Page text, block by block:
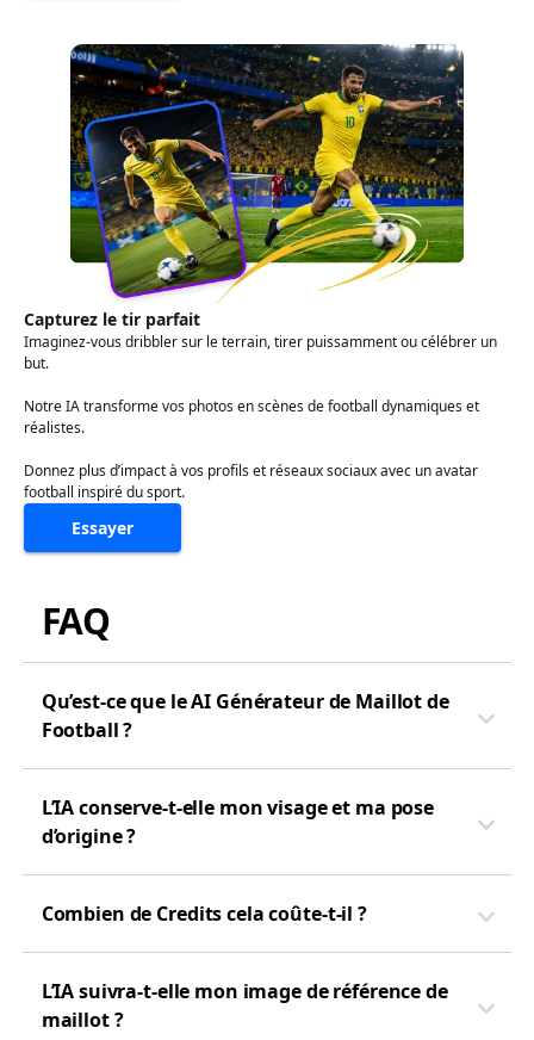
Capturez le tir parfait
Imaginez-vous dribbler sur le terrain, tirer puissamment ou célébrer un
but.
Notre IA transforme vos photos en scènes de football dynamiques et
réalistes.
Donnez plus d’impact à vos profils et réseaux sociaux avec un avatar
football inspiré du sport.
Essayer
FAQ
Qu’est-ce que le AI Générateur de Maillot de
Football ?
L’IA conserve-t-elle mon visage et ma pose
d’origine ?
Combien de Credits cela coûte-t-il ?
L’IA suivra-t-elle mon image de référence de
maillot ?